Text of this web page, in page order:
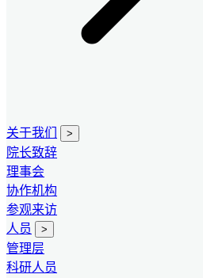
关于我们 >
院长致辞
理事会
协作机构
参观来访
人员
>
管理层
科研人员